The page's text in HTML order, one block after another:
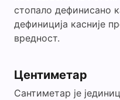
стопало дефинисано
дефиниција касније
вредност.
Центиметар
Сантиметар је